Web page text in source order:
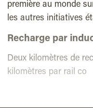
première au monde
les autres initiatives
Recharge par
Deux kilomètres de
kilomètres par rail co